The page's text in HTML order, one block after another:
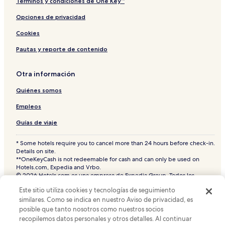
Hoteles en Alcocer
Hoteles y resorts con spa en San Miguel de Allende
Hoteles cerca de Iglesia de Nuestra Señora de la Salud
Hoteles en Los Mezquites
Hoteles en Colonia Aurora
Hoteles en La Palmita
Hoteles con desayuno incluido en San Miguel de Allende
Hoteles 2 estrellas en San Miguel de Allende
Hoteles en Atascadero
Hoteles con estacionamiento en San Miguel de Allende
Hoteles en Infonavit Malanquin
Hoteles cerca de Mercado de Artesanías
Hoteles cerca de Centro de eventos Plaza de Toros San
Miguel de Allende
Opciones de privacidad
Cookies
Pautas y reporte de contenido
Otra información
Quiénes somos
Empleos
Guías de viaje
* Some hotels require you to cancel more than 24 hours before check-in.
Details on site.
**OneKeyCash is not redeemable for cash and can only be used on
Hotels.com, Expedia and Vrbo.
© 2026 Hotels.com es una empresa de Expedia Group. Todos los
Hoteles.com y el logotipo de Hoteles.com son marcas comerciales o
marcas comerciales registradas de Hotels.com, L.P. CST# 2029030-50.
Este sitio utiliza cookies y tecnologías de seguimiento
similares. Como se indica en nuestro Aviso de privacidad, es
posible que tanto nosotros como nuestros socios
recopilemos datos personales y otros detalles. Al continuar